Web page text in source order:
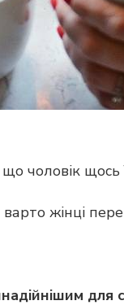
що чоловік
жінці
для